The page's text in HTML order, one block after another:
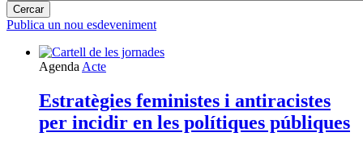
Publica un nou esdeveniment
Agenda Acte
Estratègies feministes i antiracistes
per incidir en les polítiques públiques